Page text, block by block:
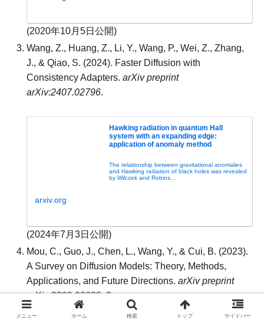
(2020年10月5日公開)
Wang, Z., Huang, Z., Li, Y., Wang, P., Wei, Z., Zhang,
J., & Qiao, S. (2024). Faster Diffusion with
Consistency Adapters.arXiv preprint
arXiv:2407.02796.
Hawking radiation in quantum Hall
system with an expanding edge:
application of anomaly method
The relationship between gravitational anomalies
and Hawking radiation of black holes was revealed
by Wilczek and Robins...
arxiv.org
(2024年7月3日公開)
Mou, C., Guo, J., Chen, L., Wang, Y., & Cui, B. (2023).
A Survey on Diffusion Models: Theory, Methods,
Applications, and Future Directions.arXiv preprint
arXiv:2209.00638v3.
メニュー ホーム 検索 トップ サイドバー